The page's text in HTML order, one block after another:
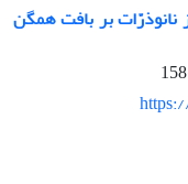
بر بافت همگن